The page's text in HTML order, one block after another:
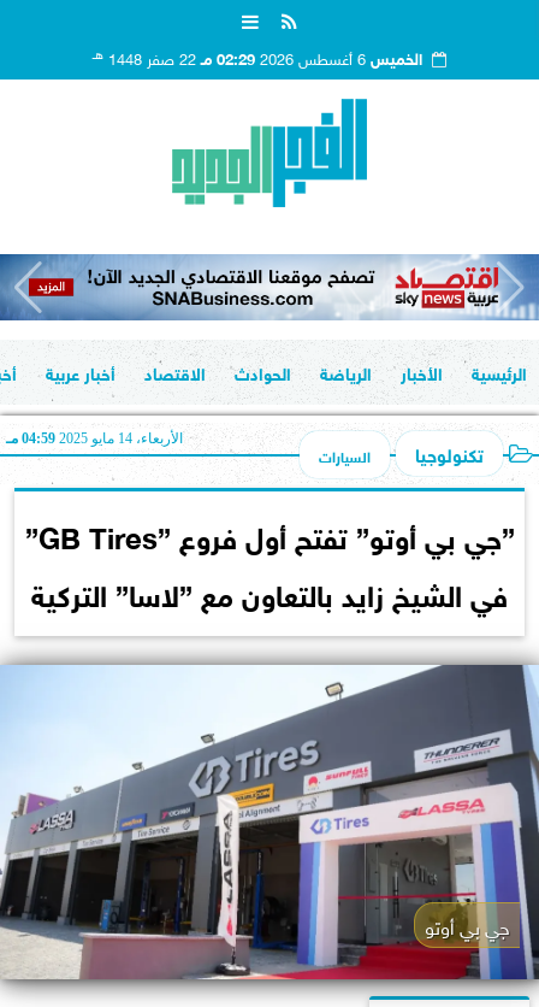
الخميس 02:29 مـ 22 صفر 1448 هـ
الرئيسية الأخبار الرياضة الحوادث الاقتصاد أخبار عربية
تكنولوجيا السيارات
الأربعاء، 14 مايو 2025 04:59 مـ
”جي بي أوتو” تفتح أول فروع ”GB Tires”
في الشيخ زايد بالتعاون مع ”لاسا” التركية
جي بي أوتو